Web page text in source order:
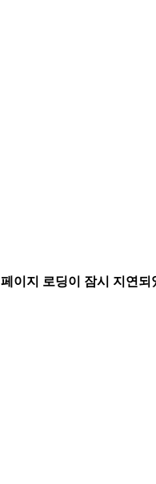
페이지 로딩이 잠시 지연